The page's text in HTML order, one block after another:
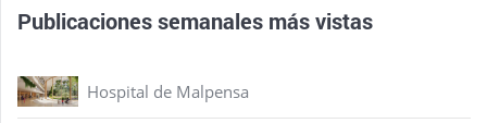
Publicaciones semanales más vistas
Hospital de Malpensa